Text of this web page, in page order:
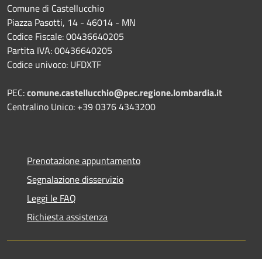
Comune di Castellucchio
Piazza Pasotti, 14 - 46014 - MN
Codice Fiscale: 00436640205
Partita IVA: 00436640205
Codice univoco: UFDXTF
PEC:comune.castellucchio@pec.regione.lombardia.it
Centralino Unico: +39 0376 4343200
Prenotazione appuntamento
Segnalazione disservizio
Leggi le FAQ
Richiesta assistenza